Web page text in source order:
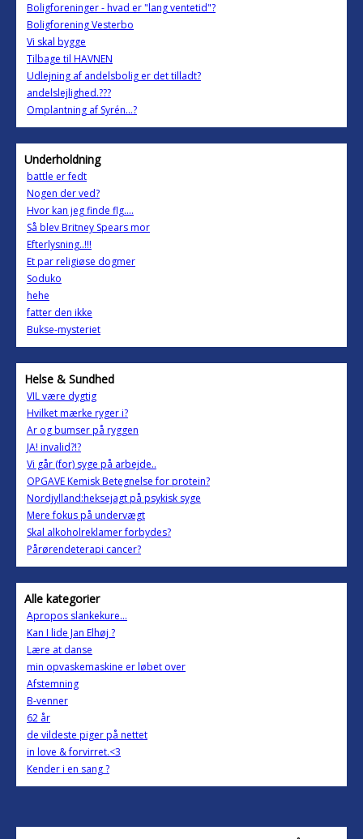
Boligforeninger - hvad er "lang ventetid"?
Boligforening Vesterbo
Vi skal bygge
Tilbage til HAVNEN
Udlejning af andelsbolig er det tilladt?
andelslejlighed.???
Omplantning af Syrén...?
Underholdning
battle er fedt
Nogen der ved?
Hvor kan jeg finde flg....
Så blev Britney Spears mor
Efterlysning..!!!
Et par religiøse dogmer
Soduko
hehe
fatter den ikke
Bukse-mysteriet
Helse & Sundhed
VIL være dygtig
Hvilket mærke ryger i?
Ar og bumser på ryggen
JA! invalid?!?
Vi går (for) syge på arbejde..
OPGAVE Kemisk Betegnelse for protein?
Nordjylland:heksejagt på psykisk syge
Mere fokus på undervægt
Skal alkoholreklamer forbydes?
Pårørendeterapi cancer?
Alle kategorier
Apropos slankekure...
Kan I lide Jan Elhøj ?
Lære at danse
min opvaskemaskine er løbet over
Afstemning
B-venner
62 år
de vildeste piger på nettet
in love & forvirret.<3
Kender i en sang ?